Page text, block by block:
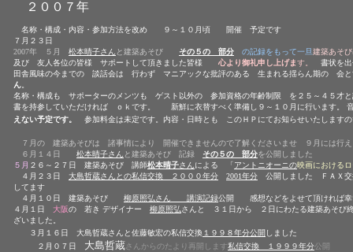
２００７年
名称・構成・内容・参加方法を改め ９～１０月頃 開催 予定です
７月２３日
2007年 ５月
松本晴子さん と建築あそび その５の 部分 の記録をもって一旦建築あそ
及び 友人各位の皆様 サポートして頂きました皆様 心より御礼申し上げます。 書状を
田舎風味の今までの 談話会は 行わず マニアックな批評のある 生まれる揺らん期の 会
ん
名称・構成も サポーターのメンツも ゲスト以外の 参加資格の年齢制限 を２５～４５才
書を持参していただければ ｏｋです。 新鮮に衣替すべく準備し
９～１０月に行います。
えない予定です。
参加料金は未定です。内容・日時とも このＨＰにてお知らせいたしま
７月の 建築あそびは 諸事情により 開催できませんので了解くださいませ ９月には行え
６月１４日 松本晴子さん と建築あそび 記録 その５の 部分を公開しました
５月 ２６～２７日 建築あそび 講師松本晴子さん による 「アントニオーニの映画における
４月２３日 大島哲蔵さんとの私信交換 ２０００年分 2001年分 公開しました ＦＡＸ
してます
４月１０日
建築あそび 柳原照弘さん 講演記録公開 感想などをよせて頂ければ幸
４月１日 大阪の 若き デザイナー 柳原照弘さんと ３１日から ２日にわたる建築あそび
ざいました。
３月１６日 大島哲蔵さんと佐藤敏宏の私信交換 １９９８年分公開 しました
２月０７日 大島哲蔵さんからのたより再開します私信交換 １９９９年分公開